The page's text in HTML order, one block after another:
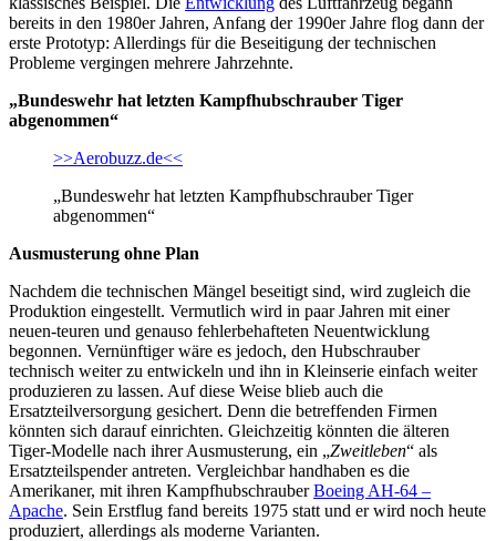
bereits in den 1980er Jahren, Anfang der 1990er Jahre flog dann der
erste Prototyp: Allerdings für die Beseitigung der technischen
Probleme vergingen mehrere Jahrzehnte.
„Bundeswehr hat letzten Kampfhubschrauber Tiger
abgenommen“
>>Aerobuzz.de<<
„Bundeswehr hat letzten Kampfhubschrauber Tiger
abgenommen“
Ausmusterung ohne Plan
Nachdem die technischen Mängel beseitigt sind, wird zugleich die
Produktion eingestellt. Vermutlich wird in paar Jahren mit einer
neuen-teuren und genauso fehlerbehafteten Neuentwicklung
begonnen. Vernünftiger wäre es jedoch, den Hubschrauber
technisch weiter zu entwickeln und ihn in Kleinserie einfach weiter
produzieren zu lassen. Auf diese Weise blieb auch die
Ersatzteilversorgung gesichert. Denn die betreffenden Firmen
könnten sich darauf einrichten. Gleichzeitig könnten die älteren
Tiger-Modelle nach ihrer Ausmusterung, ein „Zweitleben“ als
Ersatzteilspender antreten. Vergleichbar handhaben es die
Amerikaner, mit ihren KampfhubschrauberBoeing AH-64 –
Apache. Sein Erstflug fand bereits 1975 statt und er wird noch heute
produziert, allerdings als moderne Varianten.